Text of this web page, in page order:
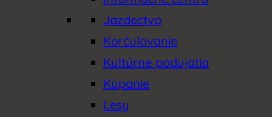
Jazdectvo
Korčulovanie
Kultúrne podujatia
Kúpanie
Lesy